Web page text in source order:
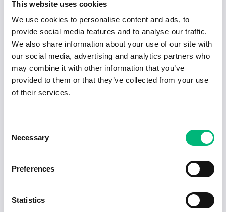
This website uses cookies
We use cookies to personalise content and ads, to
provide social media features and to analyse our traffic.
We also share information about your use of our site with
our social media, advertising and analytics partners who
may combine it with other information that you’ve
provided to them or that they’ve collected from your use
of their services.
Selection
Necessary
Preferences
Statistics
Shark Bemanning AB
Populära jobb
Sjuksköterska till Barn- och
ungdomspsykiatrisk mottagning i Ängelholm
REGION SKÅNE
SAAB AKTIEBOLAG
Jobba Som Kundrådgivare